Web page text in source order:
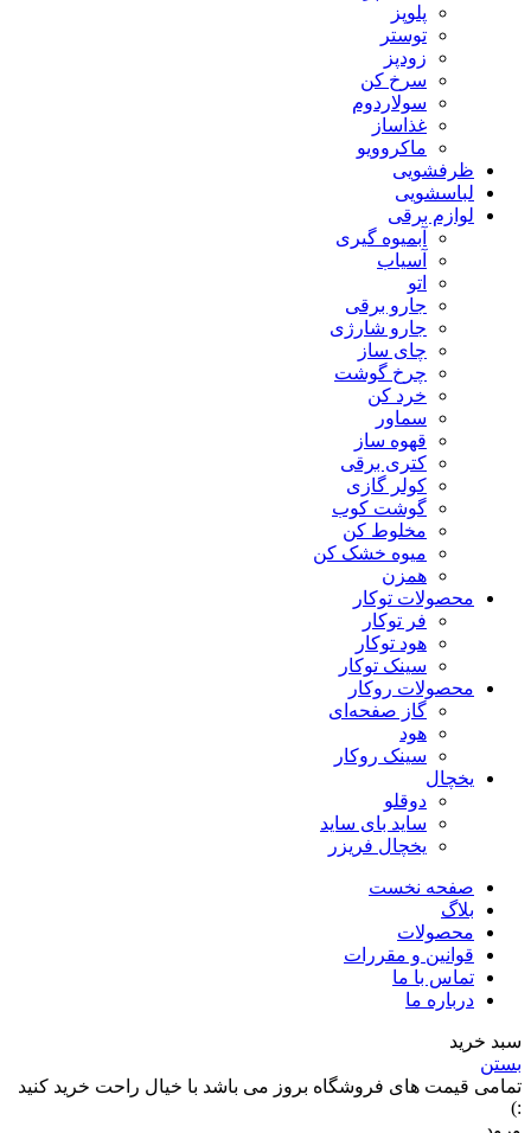
پلوپز
توستر
زودپز
سرخ کن
سولاردوم
غذاساز
ماکروویو
ظرفشویی
لباسشویی
لوازم برقی
آبمیوه گیری
آسیاب
اتو
جارو برقی
جارو شارژی
چای ساز
چرخ گوشت
خرد کن
سماور
قهوه ساز
کتری برقی
کولر گازی
گوشت کوب
مخلوط کن
میوه خشک کن
همزن
محصولات توکار
فر توکار
هود توکار
سینک توکار
محصولات روکار
گاز صفحه‌ای
هود
سینک روکار
یخچال
دوقلو
ساید بای ساید
یخچال فریزر
صفحه نخست
بلاگ
محصولات
قوانین و مقررات
تماس با ما
درباره ما
سبد خرید
بستن
تمامی قیمت های فروشگاه بروز می باشد با خیال راحت خرید کنید
:)